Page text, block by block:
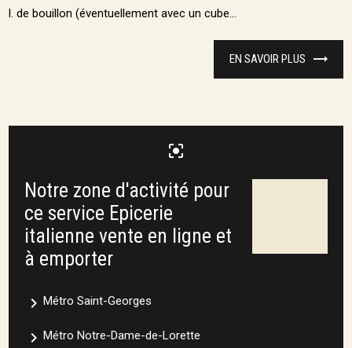
l. de bouillon (éventuellement avec un cube...
EN SAVOIR PLUS
center_focus_strong
Notre zone d'activité pour
ce service Epicerie
italienne vente en ligne et
à emporter
navigate_nextMétro Saint-Georges
navigate_nextMétro Notre-Dame-de-Lorette